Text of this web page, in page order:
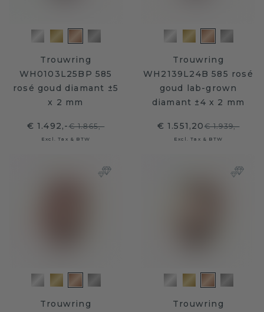
Trouwring
WH0103L25BP 585
rosé goud diamant ±5
x 2 mm
€ 1.492,-€ 1.865,-
Excl. Tax & BTW
Trouwring
WH2139L24B 585 rosé
goud lab-grown
diamant ±4 x 2 mm
€ 1.551,20€ 1.939,-
Excl. Tax & BTW
Trouwring
Trouwring